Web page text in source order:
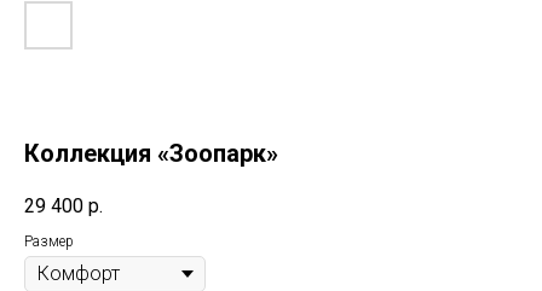
Коллекция «Зоопарк»
29 400 р.
Размер